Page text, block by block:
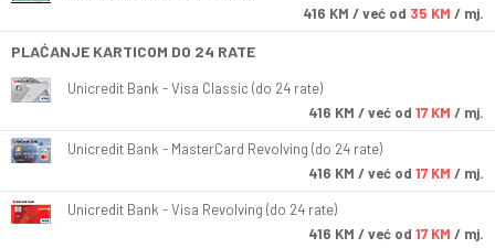
416 KM / već od 35 KM / mj.
PLAĆANJE KARTICOM DO 24 RATE
Unicredit Bank - Visa Classic (do 24 rate)
416 KM / već od 17 KM / mj.
Unicredit Bank - MasterCard Revolving (do 24 rate)
416 KM / već od 17 KM / mj.
Unicredit Bank - Visa Revolving (do 24 rate)
416 KM / već od 17 KM / mj.